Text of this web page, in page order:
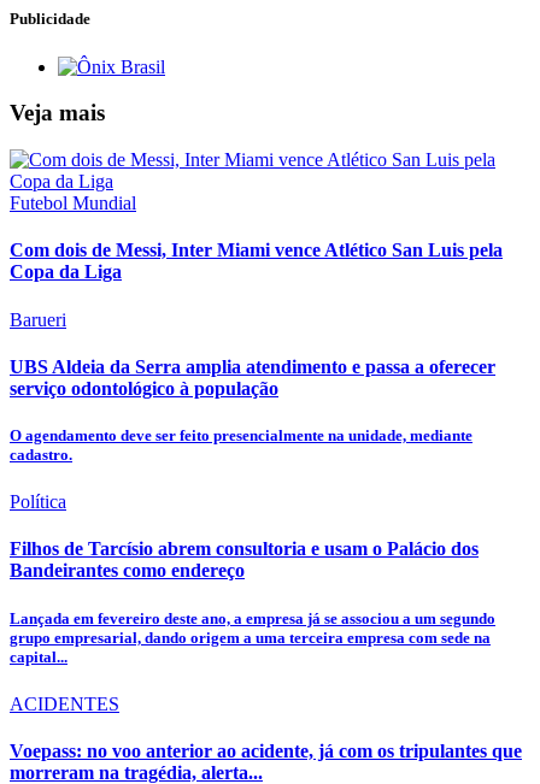
Publicidade
Veja mais
Futebol Mundial
Com dois de Messi, Inter Miami vence Atlético San Luis pela
Copa da Liga
Barueri
UBS Aldeia da Serra amplia atendimento e passa a oferecer
serviço odontológico à população
O agendamento deve ser feito presencialmente na unidade, mediante
cadastro.
Política
Filhos de Tarcísio abrem consultoria e usam o Palácio dos
Bandeirantes como endereço
Lançada em fevereiro deste ano, a empresa já se associou a um segundo
grupo empresarial, dando origem a uma terceira empresa com sede na
capital...
ACIDENTES
Voepass: no voo anterior ao acidente, já com os tripulantes que
morreram na tragédia, alerta...